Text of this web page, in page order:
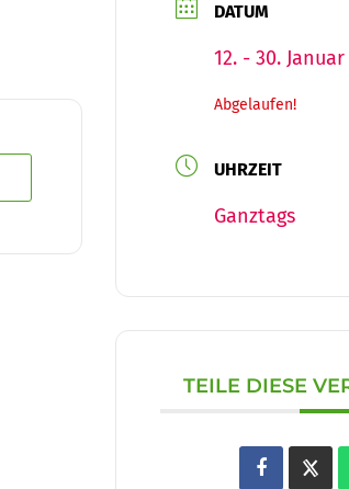
DATUM
12. - 30.
Abgelaufen!
UHRZEIT
Ganztags
TEILE DIESE